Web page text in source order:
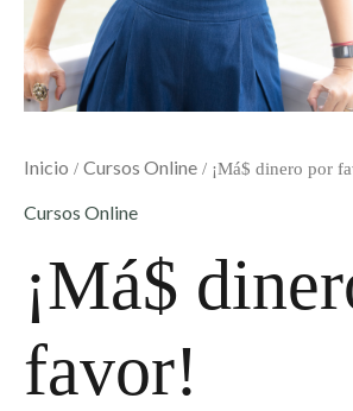
Inicio / Cursos Online / ¡Má$ dinero por
Cursos Online
¡Má$
favor!